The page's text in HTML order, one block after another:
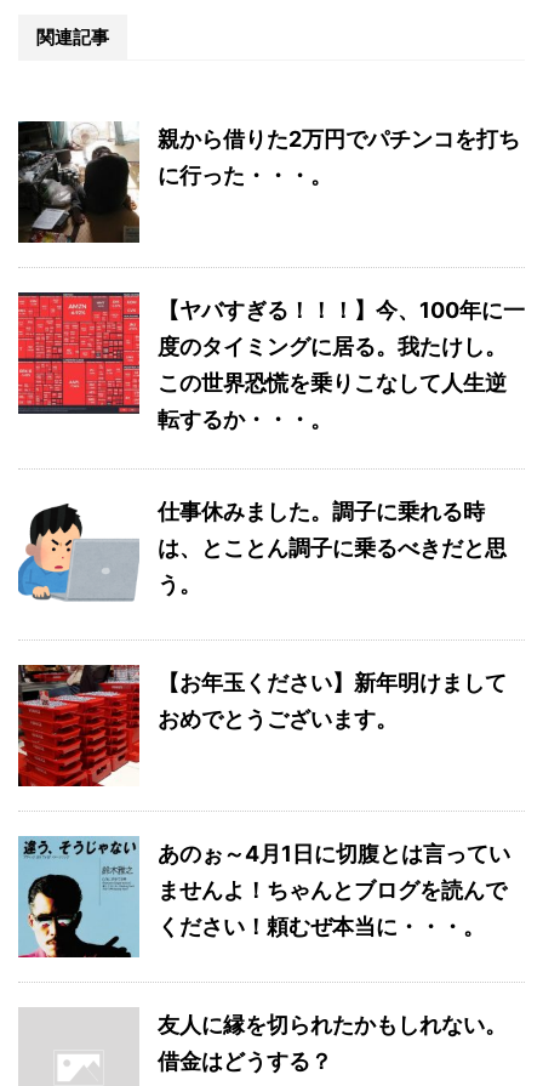
関連記事
親から借りた2万円でパチンコを打ち
に行った・・・。
【ヤバすぎる！！！】今、100年に一
度のタイミングに居る。我たけし。
この世界恐慌を乗りこなして人生逆
転するか・・・。
仕事休みました。調子に乗れる時
は、とことん調子に乗るべきだと思
う。
【お年玉ください】新年明けまして
おめでとうございます。
あのぉ～4月1日に切腹とは言ってい
ませんよ！ちゃんとブログを読んで
ください！頼むぜ本当に・・・。
友人に縁を切られたかもしれない。
借金はどうする？